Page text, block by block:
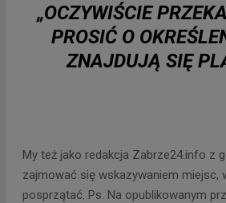
„OCZYWIŚCIE
PROSIĆ O
ZNAJDUJĄ SIĘ
My też jako redakcja Zabrze24.info z
zajmować się wskazywaniem
posprzątać. Ps. Na opublikowanym